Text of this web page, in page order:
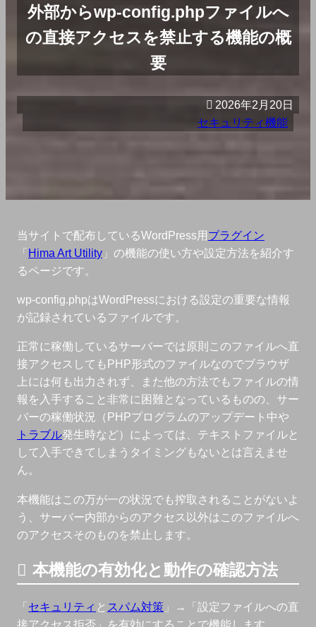
外部からwp-config.phpファイルへ
の直接アクセスを禁止する機能の概
要
2026年2月20日
セキュリティ機能
当サイトで配布しているWordPress用プラグイン
「Hima Art Utility 」の機能の使い方や設定方法を紹介す
るページです。
wp-config.phpはWordPressにおける設定の重要な情報
が記録されているファイルです。
正常に稼働しているサーバーでは原則このファイルへ直
接アクセスしてもPHP形式のファイルなのでブラウザ
上には何も出力されず、また他の方法でもファイルの情
報を入手すること非常に困難となっているものの、サー
バーの稼働状況（PHPプログラムのアップデート中や
トラブル発生時など）によっては、テキストファイルと
して入手できてしまうタイミングもないとは言えませ
ん。
本機能はこの万が一の状況でも搾取されることがないよ
う、サーバー内部からのアクセス以外はこのファイルへ
のアクセスそのものを禁止します。
本機能の有効化と動作の確認方法
「セキュリティ と スパム対策 」→「設定ファイルへの直
接アクセス拒否」を有効にすることで機能します。